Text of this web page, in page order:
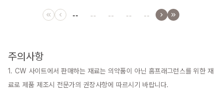
-- -- -- -- --
주의사항
1. CW 사이트에서 판매하는 재료는 의약품이 아닌 홈프래그런스를 위한 재
료로 제품 제조시 전문가의 권장사항에 따르시기 바랍니다.